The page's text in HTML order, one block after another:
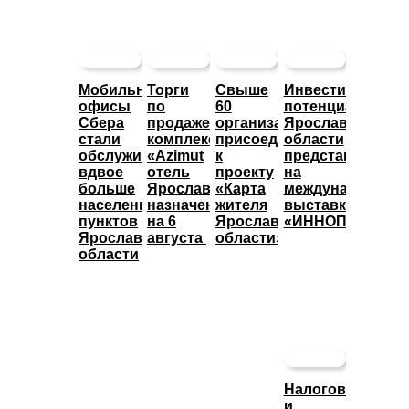
Мобильные
офисы
Сбера
стали
обслуживать
вдвое
больше
населенных
пунктов
Ярославской
области
Торги
по
продаже
комплекса
«Azimut
отель
Ярославль»
назначены
на 6
августа
Свыше
60
организаций
присоединились
к
проекту
«Карта
жителя
Ярославской
области»
потенциал
Ярославской
области
представят
на
международной
выставке
«ИННОПРОМ»
Налоговые